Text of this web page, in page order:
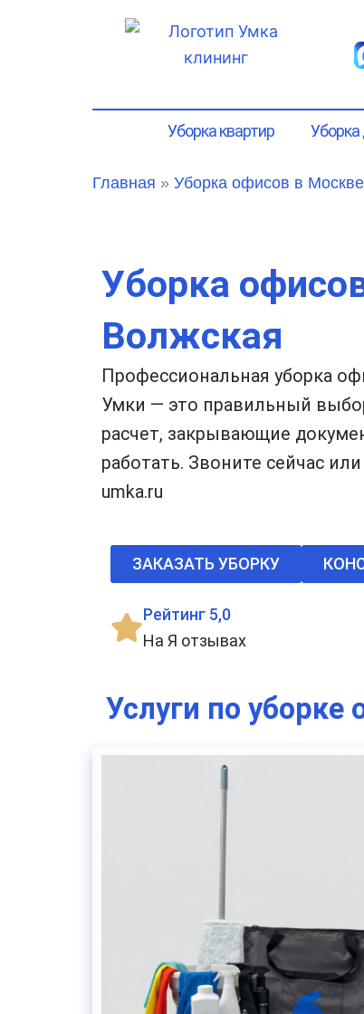
Уборка квартир
Главная » Уборка офисов в Москве
Уборка
Волжская
Профессиональная уборка
Умки — это правильный
расчет, закрывающие
работать. Звоните сейчас
umka.ru
ЗАКАЗАТЬ УБОРКУ
Рейтинг 5,0
На Я отзывах
Услуги по уборке